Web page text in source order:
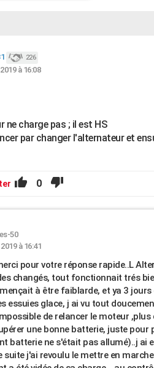
226
à 16:08
ne charge pas ; il est HS
par changer l'alternateur et
0
50
à 16:41
pour votre réponse rapide..L
changés, tout fonctionnait trés
à être faiblarde, et ya 3
essuies glace, j ai vu tout
de relancer le moteur
une bonne batterie, juste pour
batterie ne s'était pas allumé)..j ai
suite j'ai revoulu le mettre en